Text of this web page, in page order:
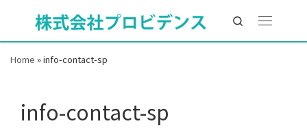
Search
Home »info-contact-sp
info-contact-sp